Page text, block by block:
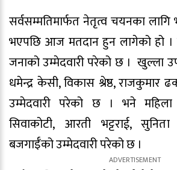
सर्वसम्मतिमार्फत नेतृत्व चयनका
भएपछि आज मतदान हुन लागेको हो ।
जनाको उम्मेदवारी परेको छ । खुल्ला
धमेन्द्र केसी, विकास श्रेष्ठ, राजकुमार
उम्मेदवारी परेको छ । भने महिला
सिवाकोटी, आरती भट्टराई,
बजगाईँको उम्मेदवारी परेको छ ।